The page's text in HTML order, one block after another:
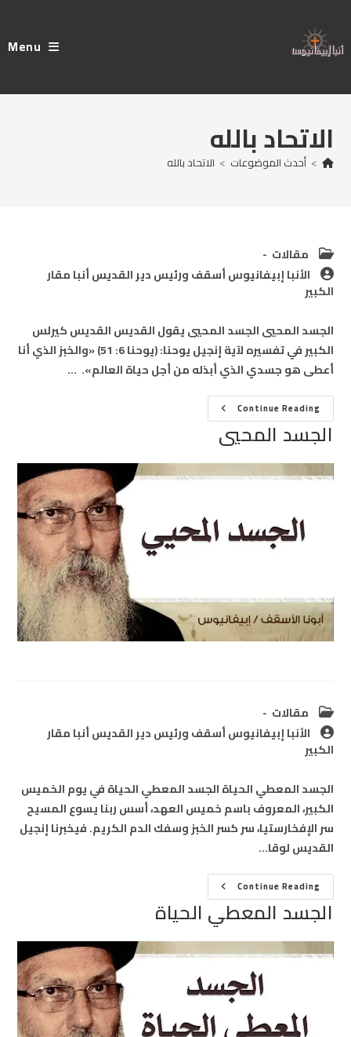
content
Menu
الاتحاد بالله
> أحدث الموضوعات > الاتحاد بالله
Post
category:
مقالات
Post
author:
الأنبا إبيفانيوس أسقف ورئيس دير القديس أنبا مقار
الكبير
الجسد المحيي الجسد المحيي يقول القديس القديس كيرلس
الكبير في تفسيره لآية إنجيل يوحنا: (يوحنا 6: 51) «والخبز الذي أنا
أعطى هو جسدي الذي أبذله من أجل حياة العالم». …
Continue Readingالجسد
المحيي
الجسد المحيي
Post
category:
مقالات
Post
author:
الأنبا إبيفانيوس أسقف ورئيس دير القديس أنبا مقار
الكبير
الجسد المعطي الحياة الجسد المعطي الحياة في يوم الخميس
الكبير، المعروف باسم خميس العهد، أسس ربنا يسوع المسيح
سر الإفخارستيا، سر كسر الخبز وسفك الدم الكريم. فيخبرنا إنجيل
القديس لوقا…
Continue Readingالجسد
المعطي
الحياة
الجسد المعطي الحياة